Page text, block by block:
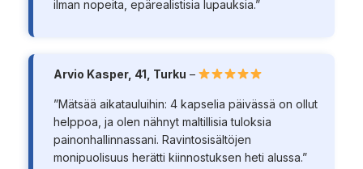
ilman nopeita, epärealistisia lupauksia.”
Arvio Kasper, 41, Turku –
”Mätsää aikatauluihin: 4 kapselia päivässä on ollut
helppoa, ja olen nähnyt maltillisia tuloksia
painonhallinnassani. Ravintosisältöjen
monipuolisuus herätti kiinnostuksen heti alussa.”